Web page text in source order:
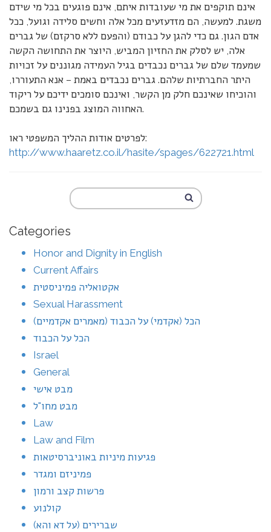
אינם תוקפים את מי שעובדות איתם, אינם פוגעים בכל מי שידם
משגת. למעשה, הם מזדעזעים מכל אלה וחשים סלידה וגועל, ככל
אדם הגון. גם כדי להגן על כבודם (והפעם ללא סרקזם) של גברים
אלה, יש לסלק את החזיון המביש, היוצר את התחושה הקשה
שמעמד שלם של גברים נכבדים בגיל העמידה מגוננים על זכויות
היתר החברתיות שלהם. גברים נכבדים באמת – אנא התעוררו,
והוכיחו שאינכם חלק מן הקשר, ואינכם סומכים ידיכם על ריקוד
האחווה המוצג בפנינו גם בשמכם.
לפרטים אודות ההליך המשפטי ראו:
http://www.haaretz.co.il/hasite/spages/622721.html
Categories
Honor and Dignity in English
Current Affairs
אקטואליה פמיניסטית
Sexual Harassment
הכל (אקדמי) על הכבוד (מאמרים אקדמיים)
הכל על הכבוד
Israel
General
מבט אישי
מבט מחו"ל
Law
Law and Film
פגיעות מיניות באוניברסיטאות
פמיניזם ומגדר
פרשות קצב ורמון
קולנוע
שברירים (על דא והא)